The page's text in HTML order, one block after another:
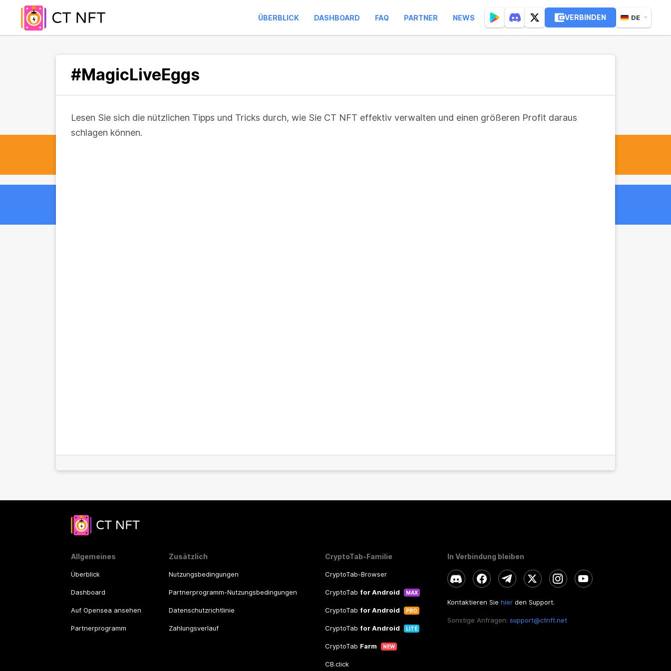
ÜBERBLICK DASHBOARD FAQ PARTNER NEWS VERBINDEN DE
#MagicLiveEggs
Lesen Sie sich die nützlichen Tipps und Tricks durch, wie Sie CT NFT effektiv verwalten und einen größeren Profit daraus
schlagen können.
Allgemeines
Überblick
Dashboard
Auf Opensea ansehen
Partnerprogramm
Zusätzlich
Nutzungsbedingungen
Partnerprogramm-Nutzungsbedingungen
Datenschutzrichtlinie
Zahlungsverlauf
CryptoTab-Familie
CryptoTab-Browser
CryptoTab for Android MAX
CryptoTab for Android PRO
CryptoTab for Android LITE
CryptoTab Farm NEW
CB.click
In Verbindung bleiben
Kontaktieren Sie hierden Support.
Sonstige Anfragen: support@ctnft.net